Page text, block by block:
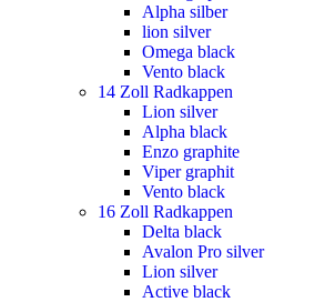
Alpha silber
lion silver
Omega black
Vento black
14 Zoll Radkappen
Lion silver
Alpha black
Enzo graphite
Viper graphit
Vento black
16 Zoll Radkappen
Delta black
Avalon Pro silver
Lion silver
Active black